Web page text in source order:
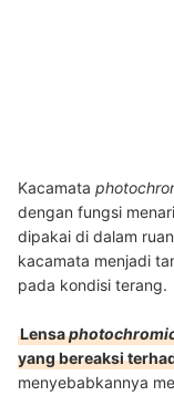
Kacamata
dengan fungsi
dipakai di dalam
kacamata menjadi
pada kondisi terang.
Lensa
yang bereaksi
menyebabkannya